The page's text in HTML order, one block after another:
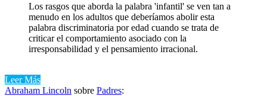
Los rasgos que aborda la palabra 'infantil' se ven tan a
menudo en los adultos que deberíamos abolir esta
palabra discriminatoria por edad cuando se trata de
criticar el comportamiento asociado con la
irresponsabilidad y el pensamiento irracional.
Leer Más
Abraham Lincoln sobre Padres: